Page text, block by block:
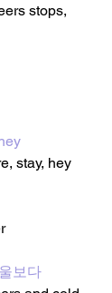
stops,
stay, hey
보다